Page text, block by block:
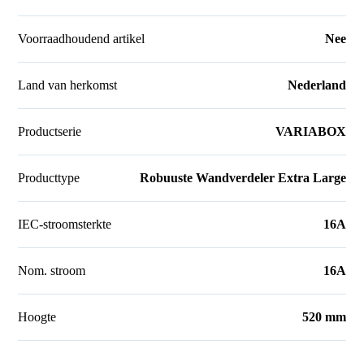
Voorraadhoudend artikel Nee
Land van herkomst Nederland
Productserie VARIABOX
Producttype Robuuste Wandverdeler Extra Large
IEC-stroomsterkte 16A
Nom. stroom 16A
Hoogte 520 mm